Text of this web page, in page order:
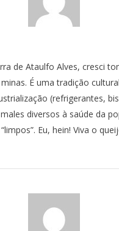
de Ataulfo Alves, cresci
É uma tradição
(refrigerantes,
diversos à saúde da
Eu, hein! Viva o